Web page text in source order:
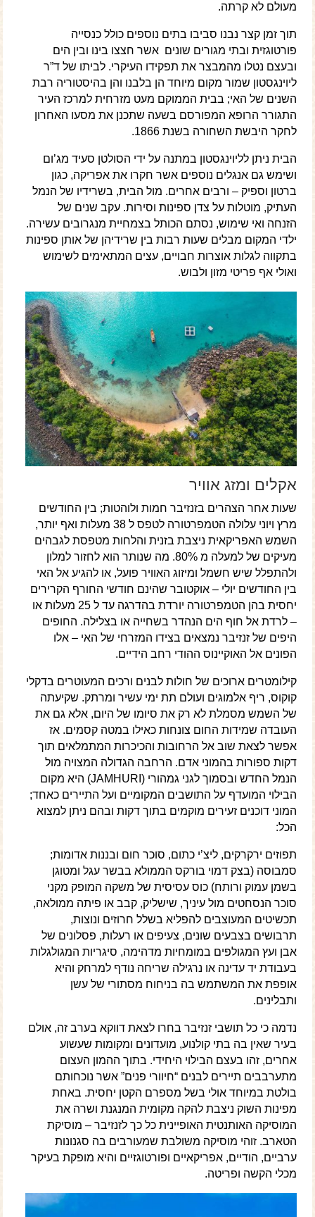
מעולם לא קרתה.
תוך זמן קצר נבנו סביבו בתים נוספים כולל כנסייה
פורטוגזית ובתי מגורים שונים אשר חצצו בינו ובין הים
ובעצם נטלו מהמבצר את תפקידו העיקרי. לביתו של ד”ר
ליוינגסטון שמור מקום מיוחד הן בלבנו והן בהיסטוריה רבת
השנים של האי; בבית הממוקם מעט מזרחית למרכז העיר
התגורר הרופא המפורסם בשעה שתכנן את מסעו האחרון
לחקר היבשת השחורה בשנת 1866.
הבית ניתן לליוינגסטון במתנה על ידי הסולטן סעיד מג’ום
ושימש גם אנגלים נוספים אשר חקרו את אפריקה, כגון
ברטון וספיק – ורבים אחרים. מול הבית, בשרידיו של הנמל
העתיק, מוטלות על צדן ספינות וסירות. עקב שנים של
הזנחה ואי שימוש, נסתם הכותל בצמחיית מנגרובים עשירה.
ילדי המקום מבלים שעות רבות בין שרידיהן של אותן ספינות
בתקווה לגלות אוצרות חבויים, עצים המתאימים לשימוש
ואולי אף פריטי מזון ולבוש.
אקלים ומזג אוויר
שעות אחר הצהרים בזנזיבר חמות ולוהטות; בין החודשים
מרץ ויוני עלולה הטמפרטורה לטפס ל 38 מעלות ואף יותר,
השמש האפריקאית ניצבת בזנית והלחות מטפסת לגבהים
מעיקים של למעלה מ 80%. מה שנותר הוא לחזור למלון
ולהתפלל שיש חשמל ומיזוג האוויר פועל, או להגיע אל האי
בין החודשים יולי – אוקטובר שהינם חודשי החורף הקרירים
יחסית בהן הטמפרטורה יורדת בהדרגה עד ל 25 מעלות או
– לרדת אל חוף הים הנהדר בשחייה או בצלילה. החופים
היפים של זנזיבר נמצאים בצידו המזרחי של האי – אלו
הפונים אל האוקיינוס ההודי רחב הידיים.
קילומטרים ארוכים של חולות לבנים ורכים המעוטרים בדקלי
קוקוס, ריף אלמוגים ועולם תת ימי עשיר ומרתק. שקיעתה
של השמש מסמלת לא רק את סיומו של היום, אלא גם את
העובדה שמידות החום צונחות כאילו במטה קסמים. אז
אפשר לצאת שוב אל הרחובות והכיכרות המתמלאים תוך
דקות ספורות בהמוני אדם. הרחבה הגדולה המצויה מול
הנמל החדש ובסמוך לגני גמהורי (JAMHURI) היא מקום
הבילוי המועדף על התושבים המקומיים ועל התיירים כאחד;
המוני דוכנים זעירים מוקמים בתוך דקות ובהם ניתן למצוא
הכל:
תפוזים ירקרקים, ליצ’י כתום, סוכר חום ובננות אדומות;
סמבוסה (בצק דמוי בורקס הממולא בבשר עגל ומטוגן
בשמן עמוק ורותח) כוס עסיסית של משקה המופק מקני
סוכר הנסחטים מול עיניך, שישליק, קבב או פיתה ממולאה,
תכשיטים המעוצבים להפליא בשלל חרוזים ונוצות,
תרבושים בצבעים שונים, צעיפים או רעלות, פסלונים של
אבן ועץ המגולפים במומחיות מדהימה, סיגריות המגולגלות
בעבודת יד עדינה או נרגילה שריחה נודף למרחק והיא
אופפת את המשתמש בה בניחוח מסתורי של עשן
ותבלינים.
נדמה כי כל תושבי זנזיבר בחרו לצאת דווקא בערב זה, אולם
בעיר שאין בה בתי קולנוע, מועדונים ומקומות שעשוע
אחרים, זהו בעצם הבילוי היחידי. בתוך ההמון העצום
מתערבבים תיירים לבנים “חיוורי פנים” אשר נוכחותם
בולטת במיוחד אולי בשל מספרם הקטן יחסית. באחת
מפינות השוק ניצבת להקה מקומית המנגנת ושרה את
המוסיקה האותנטית האופיינית כל כך לזנזיבר – מוסיקת
הטארב. זוהי מוסיקה משולבת שמעורבים בה סגנונות
ערביים, הודיים, אפריקאיים ופורטוגזיים והיא מופקת בעיקר
מכלי הקשה ופריטה.